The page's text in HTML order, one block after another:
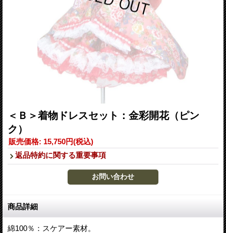
＜Ｂ＞着物ドレスセット：金彩開花（ピン
ク）
販売価格: 15,750円(税込)
返品特約に関する重要事項
商品詳細
綿100％：スケアー素材。